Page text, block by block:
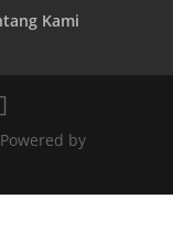
Kami
by